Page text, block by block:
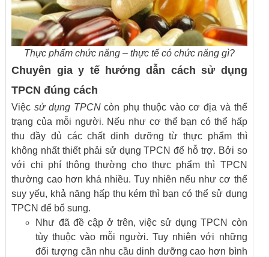
Thực phẩm chức năng – thực tế có chức năng gì?
Chuyên gia y tế hướng dẫn cách sử dụng
TPCN đúng cách
Việcsử dụng TPCNcòn phụ thuộc vào cơ địa và thể
trạng của mỗi người. Nếu như cơ thể bạn có thể hấp
thu đầy đủ các chất dinh dưỡng từ thực phẩm thì
không nhất thiết phải sử dụng TPCN để hỗ trợ. Bởi so
với chi phí thông thường cho thực phẩm thì TPCN
thường cao hơn khá nhiều. Tuy nhiên nếu như cơ thể
suy yếu, khả năng hấp thu kém thì bạn có thể sử dụng
TPCN để bổ sung.
Như đã đề cập ở trên, việc sử dụng TPCN còn
tùy thuộc vào mỗi người. Tuy nhiên với những
đối tượng cần nhu cầu dinh dưỡng cao hơn bình